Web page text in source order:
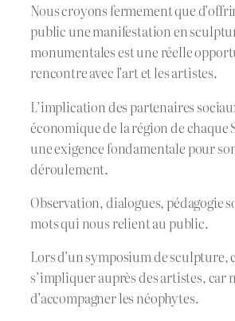
Nous croyons fermement que
public une manifestation en
monumentales est une réelle
rencontre avec l’art et les artistes.
L’implication des partenaires
économique de la région de chaque
une exigence fondamentale pour
déroulement.
Observation, dialogues, pédagogie
mots qui nous relient au public.
Lors d’un symposium de sculpture,
s’impliquer auprès des artistes, car
d’accompagner les néophytes.